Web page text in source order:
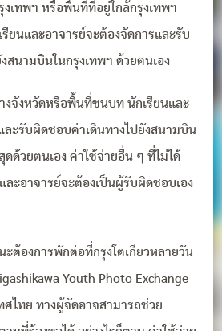
เทพฯ หรือพื้นที่ที่อยู่ใกล้กรุงเทพฯ
ยนและอาจารย์จะต้องจัดการและรับ
สนามบินในกรุงเทพฯ ด้วยตนเอง
จังหวัดหรือพื้นที่ชนบท นักเรียนและ
ละรับผิดชอบค่าเดินทางไปยังสนามบิน
ดด้วยตนเอง ค่าใช้จ่ายอื่น ๆ ที่ไม่ได้
ละอาจารย์จะต้องเป็นผู้รับผิดชอบเอง
ต้องการพักต่อที่กรุงโตเกียวหลายวัน
Youth Photo Exchange
ศไทย ทางผู้จัดอาจสามารถช่วย